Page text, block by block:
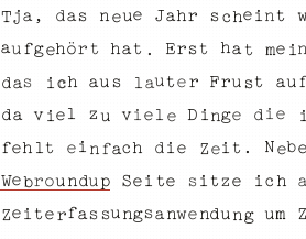
Tj a , das n eue J ahr s c he i n t w
au fgehör t hat . Er s t ha t me in
das i ch au s l aute r Fru st au
da v ie l z u v i e l e D i nge d i e i
feh l t e i n fac h d i e Z ei t . N ebe
We brou ndu p Se i te s i tz e i c h
Ze i te rfas su ngsanwe ndu ng um Z